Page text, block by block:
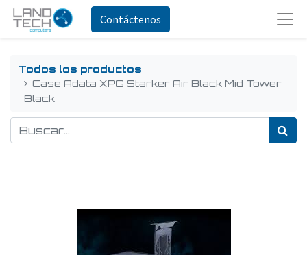
Contáctenos
Todos los productos
Case Adata XPG Starker Air Black Mid Tower
Black